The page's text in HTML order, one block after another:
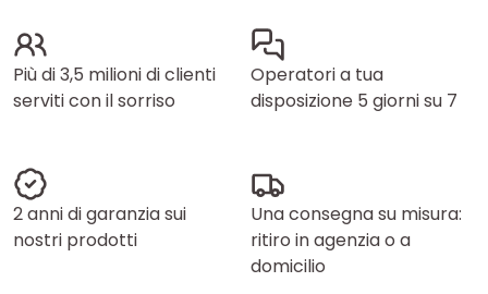
Più di 3,5 milioni di clienti
serviti con il sorriso
Operatori a tua
disposizione 5 giorni su 7
2 anni di garanzia sui
nostri prodotti
Una consegna su misura:
ritiro in agenzia o a
domicilio